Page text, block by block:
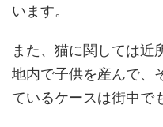
います。
また、猫に関しては近
地内で子供を産んで、
ているケースは街中で